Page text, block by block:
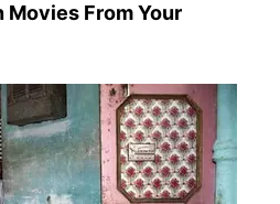
Movies From Your